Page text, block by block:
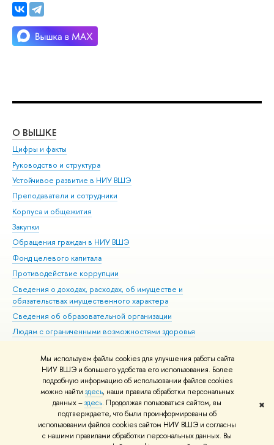
Мы используем файлы cookies для улучшения работы сайта
НИУ ВШЭ и большего удобства его использования. Более
подробную информацию об использовании файлов cookies
можно найти здесь, наши правила обработки персональных
данных –здесь. Продолжая пользоваться сайтом, вы
подтверждаете, что были проинформированы об
использовании файлов cookies сайтом НИУ ВШЭ и согласны
с нашими правилами обработки персональных данных. Вы
✖
О ВЫШКЕ
Цифры и факты
Руководство и структура
Устойчивое развитие в НИУ ВШЭ
Преподаватели и сотрудники
Корпуса и общежития
Закупки
Обращения граждан в НИУ ВШЭ
Фонд целевого капитала
Противодействие коррупции
Сведения о доходах, расходах, об имуществе и
обязательствах имущественного характера
Сведения об образовательной организации
Людям с ограниченными возможностями здоровья
Работа в Вышке
© НИУ ВШЭ 1993–2026 Адреса и контакты Условия использования
материалов Политика конфиденциальности Карта сайта